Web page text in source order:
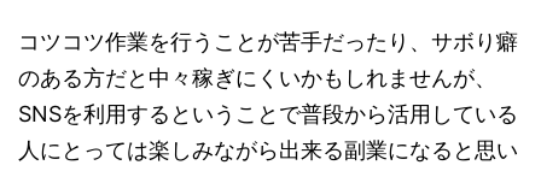
コツコツ作業を行うことが苦手だったり、サボり癖
のある方だと中々稼ぎにくいかもしれませんが、
SNSを利用するということで普段から活用している
人にとっては楽しみながら出来る副業になると思い